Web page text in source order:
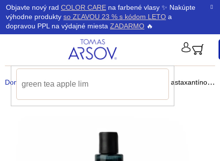
Prejsť
na
obsah
Objavte nový rad COLOR CARE na farbené vlasy ✨ Nakúpte
výhodne produkty so ZĽAVOU 23 % s kódom LETO a
dopravou PPL na výdajné miesta ZADARMO 🔥
Domov / Telo / Opaľovanie s astaxantínom SPF 30
K
o
k
Späť
Späť